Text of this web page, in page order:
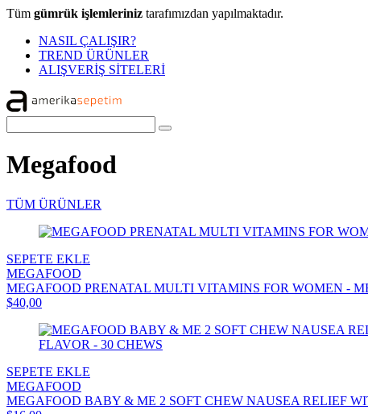
Tüm gümrük işlemleriniz tarafımızdan yapılmaktadır.
NASIL ÇALIŞIR?
TREND ÜRÜNLER
ALIŞVERİŞ SİTELERİ
Megafood
TÜM ÜRÜNLER
SEPETE EKLE
MEGAFOOD
MEGAFOOD PRENATAL MULTI VITAMINS FOR WOMEN -
$40,00
SEPETE EKLE
MEGAFOOD
MEGAFOOD BABY & ME 2 SOFT CHEW NAUSEA RELIEF